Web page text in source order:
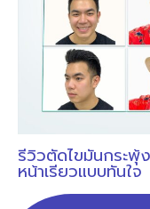
รีวิวตัดไขมันกระพุ้
หน้าเรียวแบบทันใจ